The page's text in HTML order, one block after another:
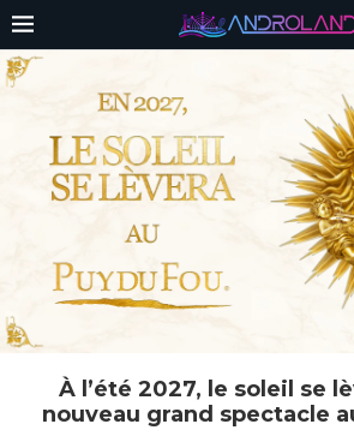
À l’été 2027, le soleil se
nouveau grand spectacle